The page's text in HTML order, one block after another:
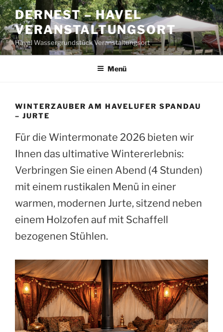
Zum
Inhalt
springen
DERNEST – HAVEL
VERANSTALTUNGSORT
Havel Wassergrundstück Veranstaltungsort
Menü
WINTERZAUBER AM HAVELUFER SPANDAU
– JURTE
Für die Wintermonate 2026 bieten wir
Ihnen das ultimative Wintererlebnis:
Verbringen Sie einen Abend (4 Stunden)
mit einem rustikalen Menü in einer
warmen, modernen Jurte, sitzend neben
einem Holzofen auf mit Schaffell
bezogenen Stühlen.